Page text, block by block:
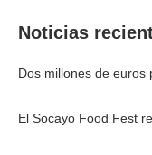
Noticias
Dos millones de euros
El Socayo Food Fest